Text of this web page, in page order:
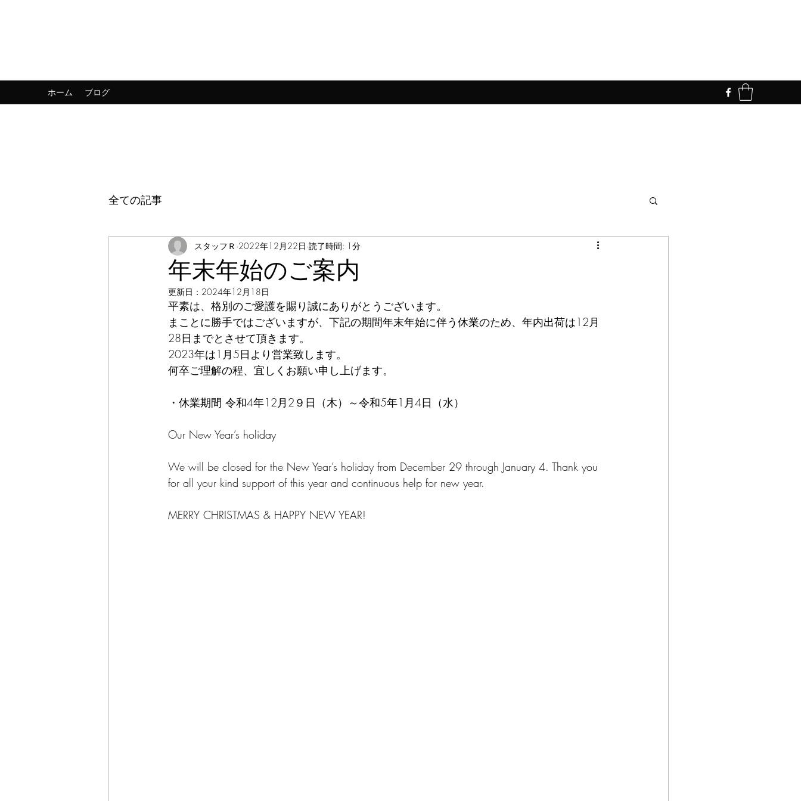
ホーム ブログ
全ての記事
年末年始のご案内
スタッフＲ 2022年12月22日 読了時間: 1分
更新日： 2024年12月18日
平素は、格別のご愛護を賜り誠にありがとうございます。
まことに勝手ではございますが、下記の期間年末年始に伴う休業のため、年内出荷は12月
28日までとさせて頂きます。
2023年は1月5日より営業致します。
何卒ご理解の程、宜しくお願い申し上げます。
・休業期間 令和4年12月2９日（木）～令和5年1月4日（水）
Our New Year’s holiday
We will be closed for the New Year’s holiday from December 29 through January 4. Thank you
for all your kind support of this year and continuous help for new year.
MERRY CHRISTMAS & HAPPY NEW YEAR!